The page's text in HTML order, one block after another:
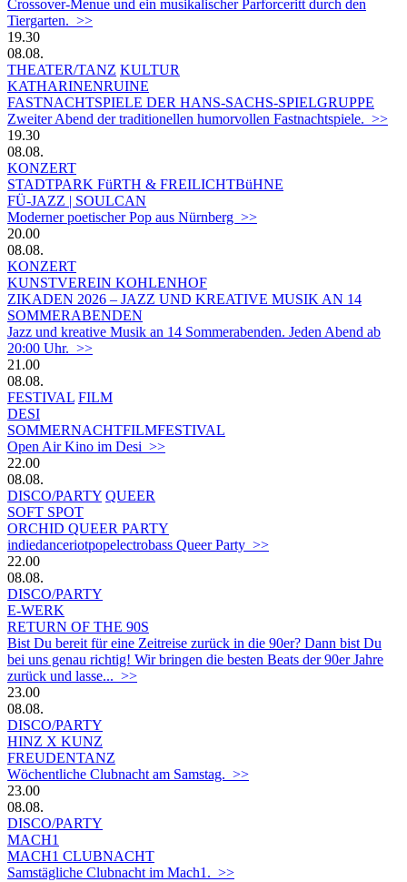
Crossover-Menue und ein musikalischer Parforceritt durch den
Tiergarten. >>
19.30
08.08.
THEATER/TANZ KULTUR
KATHARINENRUINE
FASTNACHTSPIELE DER HANS-SACHS-SPIELGRUPPE
Zweiter Abend der traditionellen humorvollen Fastnachtspiele. >>
19.30
08.08.
KONZERT
STADTPARK FüRTH & FREILICHTBüHNE
FÜ-JAZZ | SOULCAN
Moderner poetischer Pop aus Nürnberg >>
20.00
08.08.
KONZERT
KUNSTVEREIN KOHLENHOF
ZIKADEN 2026 – JAZZ UND KREATIVE MUSIK AN 14
SOMMERABENDEN
Jazz und kreative Musik an 14 Sommerabenden. Jeden Abend ab
20:00 Uhr. >>
21.00
08.08.
FESTIVAL FILM
DESI
SOMMERNACHTFILMFESTIVAL
Open Air Kino im Desi >>
22.00
08.08.
DISCO/PARTY QUEER
SOFT SPOT
ORCHID QUEER PARTY
indiedanceriotpopelectrobass Queer Party >>
22.00
08.08.
DISCO/PARTY
E-WERK
RETURN OF THE 90S
Bist Du bereit für eine Zeitreise zurück in die 90er? Dann bist Du
bei uns genau richtig! Wir bringen die besten Beats der 90er Jahre
zurück und lasse... >>
23.00
08.08.
DISCO/PARTY
HINZ X KUNZ
FREUDENTANZ
Wöchentliche Clubnacht am Samstag. >>
23.00
08.08.
DISCO/PARTY
MACH1
MACH1 CLUBNACHT
Samstägliche Clubnacht im Mach1. >>